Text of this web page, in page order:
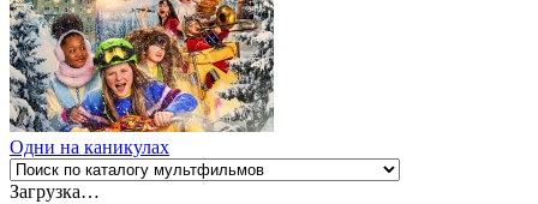
Одни на каникулах
Загрузка…